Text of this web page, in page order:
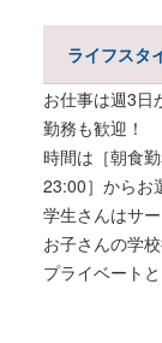
ライフスタ
お仕事は週3日
勤務も歓迎！
時間は［朝食
23:00］からお
学生さんはサ
お子さんの学
プライベート